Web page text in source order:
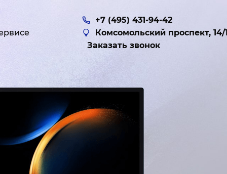
+7 (495) 431-94-42
Комсомольский проспект, 14/
Заказать звонок